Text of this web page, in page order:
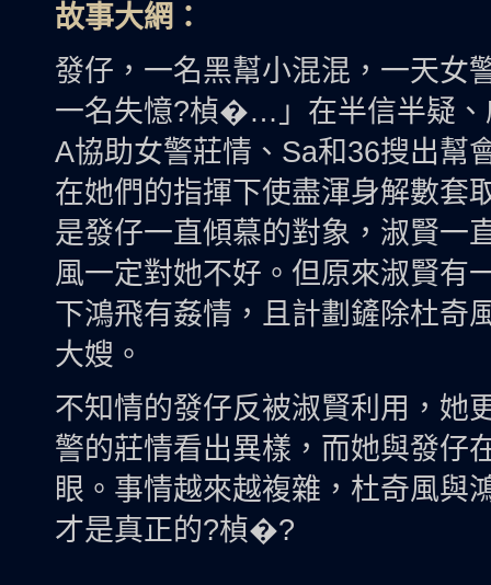
故事大網：
發仔，一名黑幫小混混，一天
一名失憶?楨�…」在半信半疑、
A協助女警莊情、Sa和36搜出幫
在她們的指揮下使盡渾身解數套
是發仔一直傾慕的對象，淑賢一
風一定對她不好。但原來淑賢有
下鴻飛有姦情，且計劃鏟除杜奇
大嫂。
不知情的發仔反被淑賢利用，她
警的莊情看出異樣，而她與發仔
眼。事情越來越複雜，杜奇風
才是真正的?楨�?